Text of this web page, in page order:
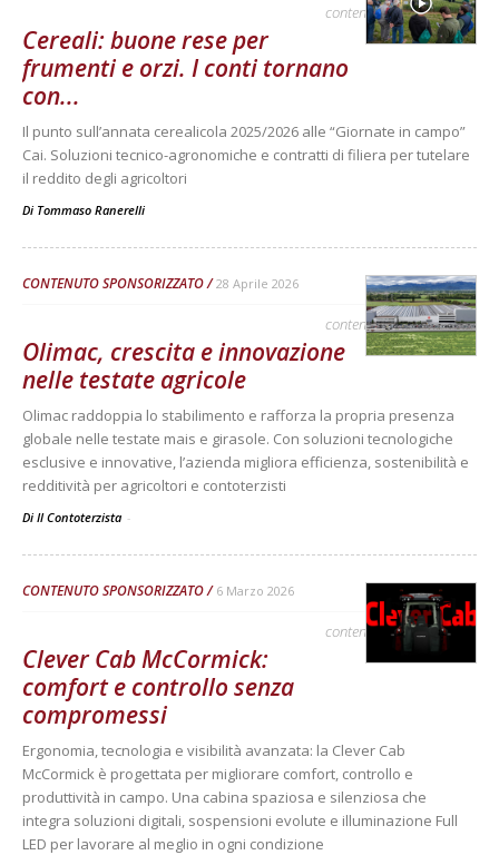
contenuto sponsorizzato
Cereali: buone rese per
frumenti e orzi. I conti tornano
con...
Il punto sull’annata cerealicola 2025/2026 alle “Giornate in campo”
Cai. Soluzioni tecnico-agronomiche e contratti di filiera per tutelare
il reddito degli agricoltori
Di Tommaso Ranerelli
CONTENUTO SPONSORIZZATO 28 Aprile 2026
contenuto sponsorizzato
Olimac, crescita e innovazione
nelle testate agricole
Olimac raddoppia lo stabilimento e rafforza la propria presenza
globale nelle testate mais e girasole. Con soluzioni tecnologiche
esclusive e innovative, l’azienda migliora efficienza, sostenibilità e
redditività per agricoltori e contoterzisti
Di Il Contoterzista -
CONTENUTO SPONSORIZZATO 6 Marzo 2026
contenuto sponsorizzato
Clever Cab McCormick:
comfort e controllo senza
compromessi
Ergonomia, tecnologia e visibilità avanzata: la Clever Cab
McCormick è progettata per migliorare comfort, controllo e
produttività in campo. Una cabina spaziosa e silenziosa che
integra soluzioni digitali, sospensioni evolute e illuminazione Full
LED per lavorare al meglio in ogni condizione